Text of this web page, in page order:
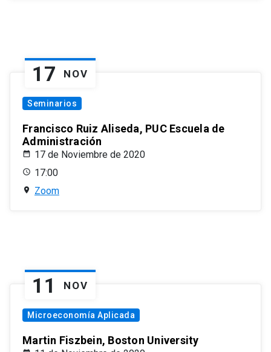
17 NOV
Seminarios
Francisco Ruiz Aliseda, PUC Escuela de
Administración
17 de Noviembre de 2020
17:00
Zoom
11 NOV
Microeconomía Aplicada
Martin Fiszbein, Boston University